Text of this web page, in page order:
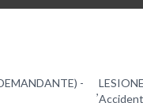
-
,